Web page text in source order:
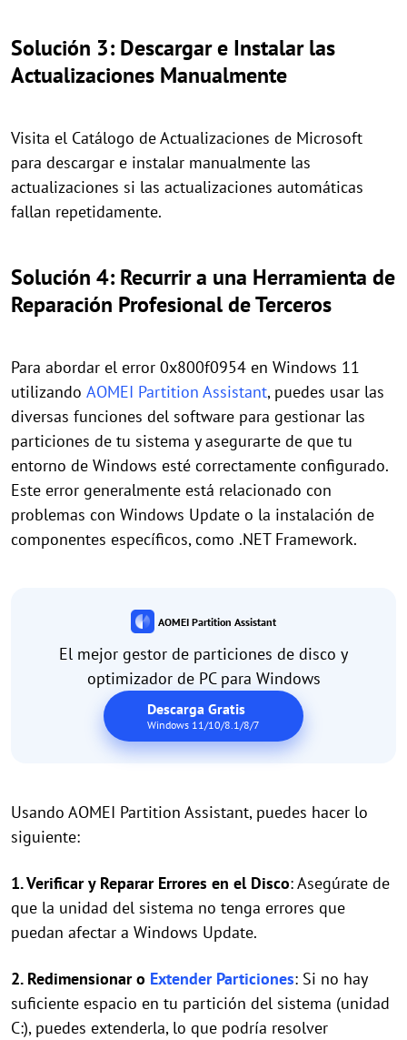
Solución 3: Descargar e Instalar las
Actualizaciones Manualmente
Visita el Catálogo de Actualizaciones de Microsoft
para descargar e instalar manualmente las
actualizaciones si las actualizaciones automáticas
fallan repetidamente.
Solución 4: Recurrir a una Herramienta de
Reparación Profesional de Terceros
Para abordar el error 0x800f0954 en Windows 11
utilizando AOMEI Partition Assistant, puedes usar las
diversas funciones del software para gestionar las
particiones de tu sistema y asegurarte de que tu
entorno de Windows esté correctamente configurado.
Este error generalmente está relacionado con
problemas con Windows Update o la instalación de
componentes específicos, como .NET Framework.
AOMEI Partition Assistant
El mejor gestor de particiones de disco y
optimizador de PC para Windows
Descarga Gratis
Windows 11/10/8.1/8/7
Usando AOMEI Partition Assistant, puedes hacer lo
siguiente:
1. Verificar y Reparar Errores en el Disco: Asegúrate de
que la unidad del sistema no tenga errores que
puedan afectar a Windows Update.
2. Redimensionar o Extender Particiones: Si no hay
suficiente espacio en tu partición del sistema (unidad
C:), puedes extenderla, lo que podría resolver